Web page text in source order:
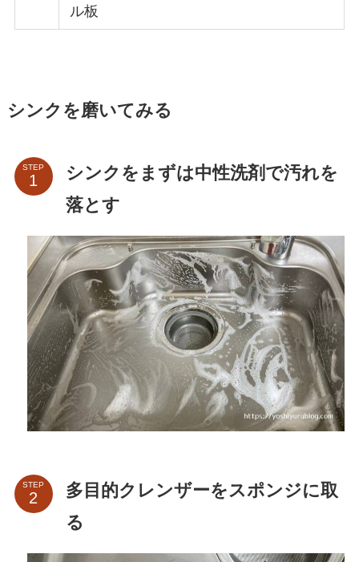
ル板
シンクを磨いてみる
STEP
シンクをまずは中性洗剤で汚れを
落とす
STEP
多目的クレンザーをスポンジに取
る